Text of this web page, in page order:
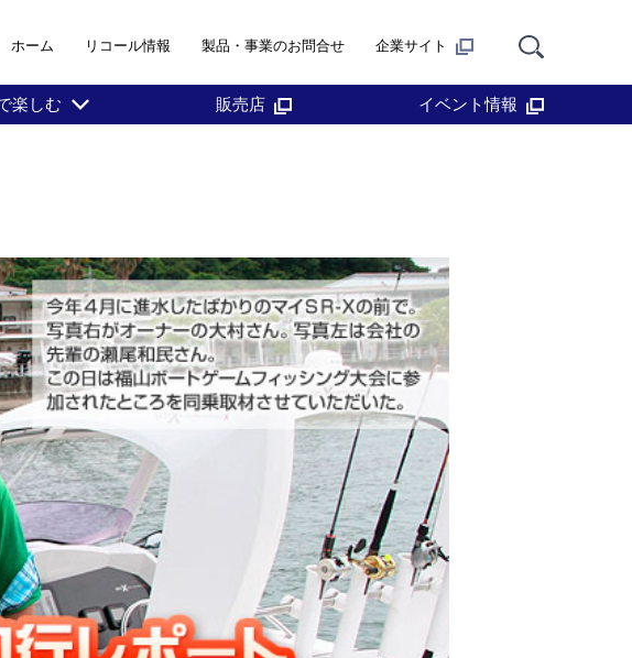
ホーム リコール情報 製品・事業のお問合せ 企業サイト
楽しむ 販売店 イベント情報